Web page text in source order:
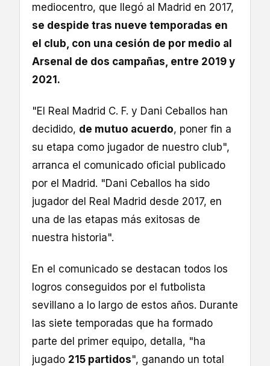
mediocentro, que llegó al Madrid en 2017,
se despide tras nueve temporadas en
el club, con una cesión de por medio al
Arsenal de dos campañas, entre 2019 y
2021.
"El Real Madrid C. F. y Dani Ceballos han
decidido, de mutuo acuerdo, poner fin a
su etapa como jugador de nuestro club",
arranca el comunicado oficial publicado
por el Madrid. "Dani Ceballos ha sido
jugador del Real Madrid desde 2017, en
una de las etapas más exitosas de
nuestra historia".
En el comunicado se destacan todos los
logros conseguidos por el futbolista
sevillano a lo largo de estos años. Durante
las siete temporadas que ha formado
parte del primer equipo, detalla, "ha
jugado 215 partidos", ganando un total